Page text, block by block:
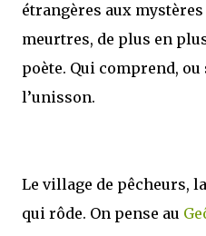
étrangères aux mystères
meurtres, de plus en
poète. Qui comprend, ou
l’unisson.
Le village de pêcheurs,
qui rôde. On pense au